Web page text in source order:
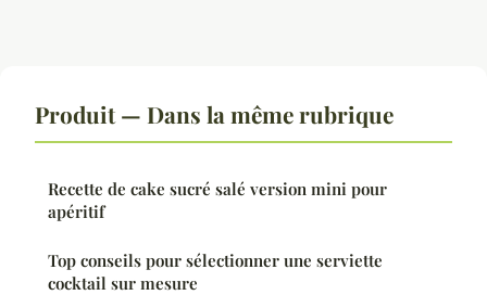
Produit — Dans la même rubrique
Recette de cake sucré salé version mini pour
apéritif
Top conseils pour sélectionner une serviette
cocktail sur mesure